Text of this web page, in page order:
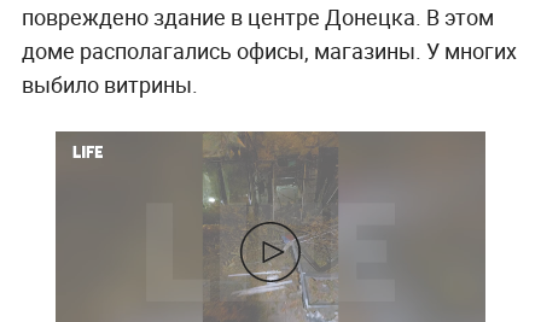
повреждено здание в центре Донецка. В этом
доме располагались офисы, магазины. У многих
выбило витрины.